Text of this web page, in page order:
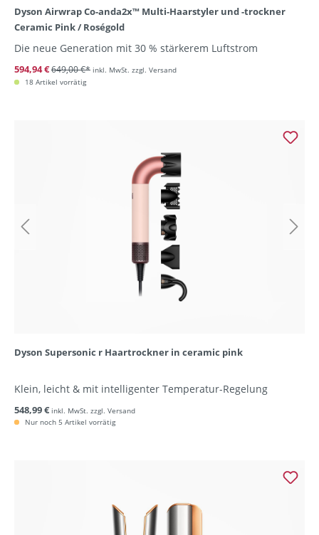
Dyson Airwrap Co-anda2x™ Multi-Haarstyler und -trockner
Ceramic Pink / Roségold
Die neue Generation mit 30 % stärkerem Luftstrom
594,94 €649,00 €* inkl. MwSt. zzgl. Versand
18 Artikel vorrätig
Dyson Supersonic r Haartrockner in ceramic pink
Klein, leicht & mit intelligenter Temperatur-Regelung
548,99 € inkl. MwSt. zzgl. Versand
Nur noch 5 Artikel vorrätig